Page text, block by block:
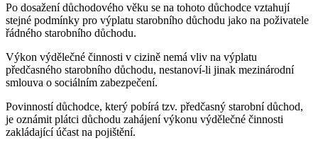
Po dosažení důchodového věku se na tohoto důchodce vztahují
stejné podmínky pro výplatu starobního důchodu jako na poživatele
řádného starobního důchodu.
Výkon výdělečné činnosti v cizině nemá vliv na výplatu
předčasného starobního důchodu, nestanoví-li jinak mezinárodní
smlouva o sociálním zabezpečení.
Povinností důchodce, který pobírá tzv. předčasný starobní důchod,
je oznámit plátci důchodu zahájení výkonu výdělečné činnosti
zakládající účast na pojištění.